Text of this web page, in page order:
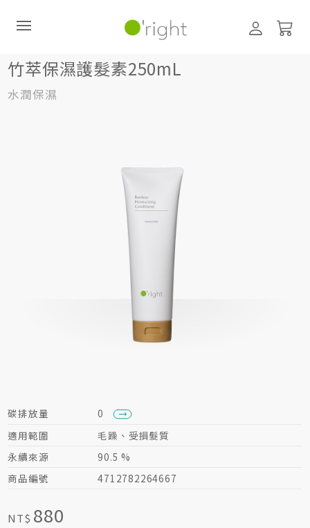
直購訂閱制
250mL 竹萃保濕護髮素250mL
竹萃保濕護髮素250mL
水潤保濕
碳排放量
0
適用範圍
毛躁、受損髮質
永續來源
90.5 %
商品編號
4712782264667
NT$ 880